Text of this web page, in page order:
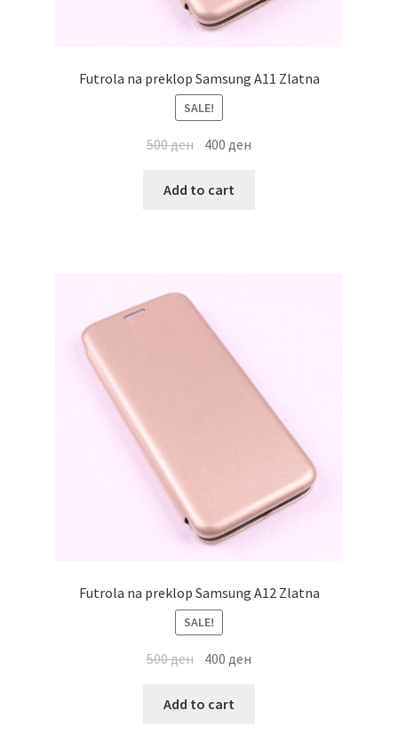
Futrola na preklop Samsung A11 Zlatna
SALE!
500ден 400 ден
Add to cart
Futrola na preklop Samsung A12 Zlatna
SALE!
500ден 400ден
Add to cart